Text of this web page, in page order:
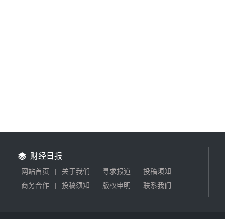
财经日报
网站首页 关于我们 寻求报道
投稿须知
商务合作
投稿须知 版权申明 联系我们